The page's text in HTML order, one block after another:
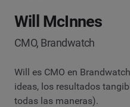
Will McInnes
CMO, Brandwatch
Will es CMO en
ideas, los resultados
todas las maneras).